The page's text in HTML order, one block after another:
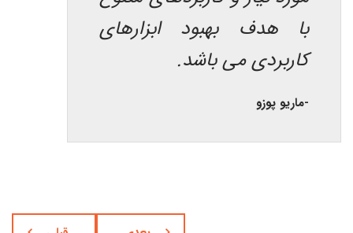
با هدف بهبود ابزارهای
کاربردی می باشد.
-ماریو پوزو